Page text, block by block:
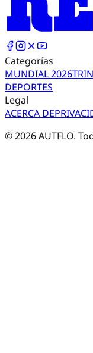
Categorías
MUNDIAL 2026TRI
DEPORTES
Legal
ACERCA DE
©2026AUTFLO.